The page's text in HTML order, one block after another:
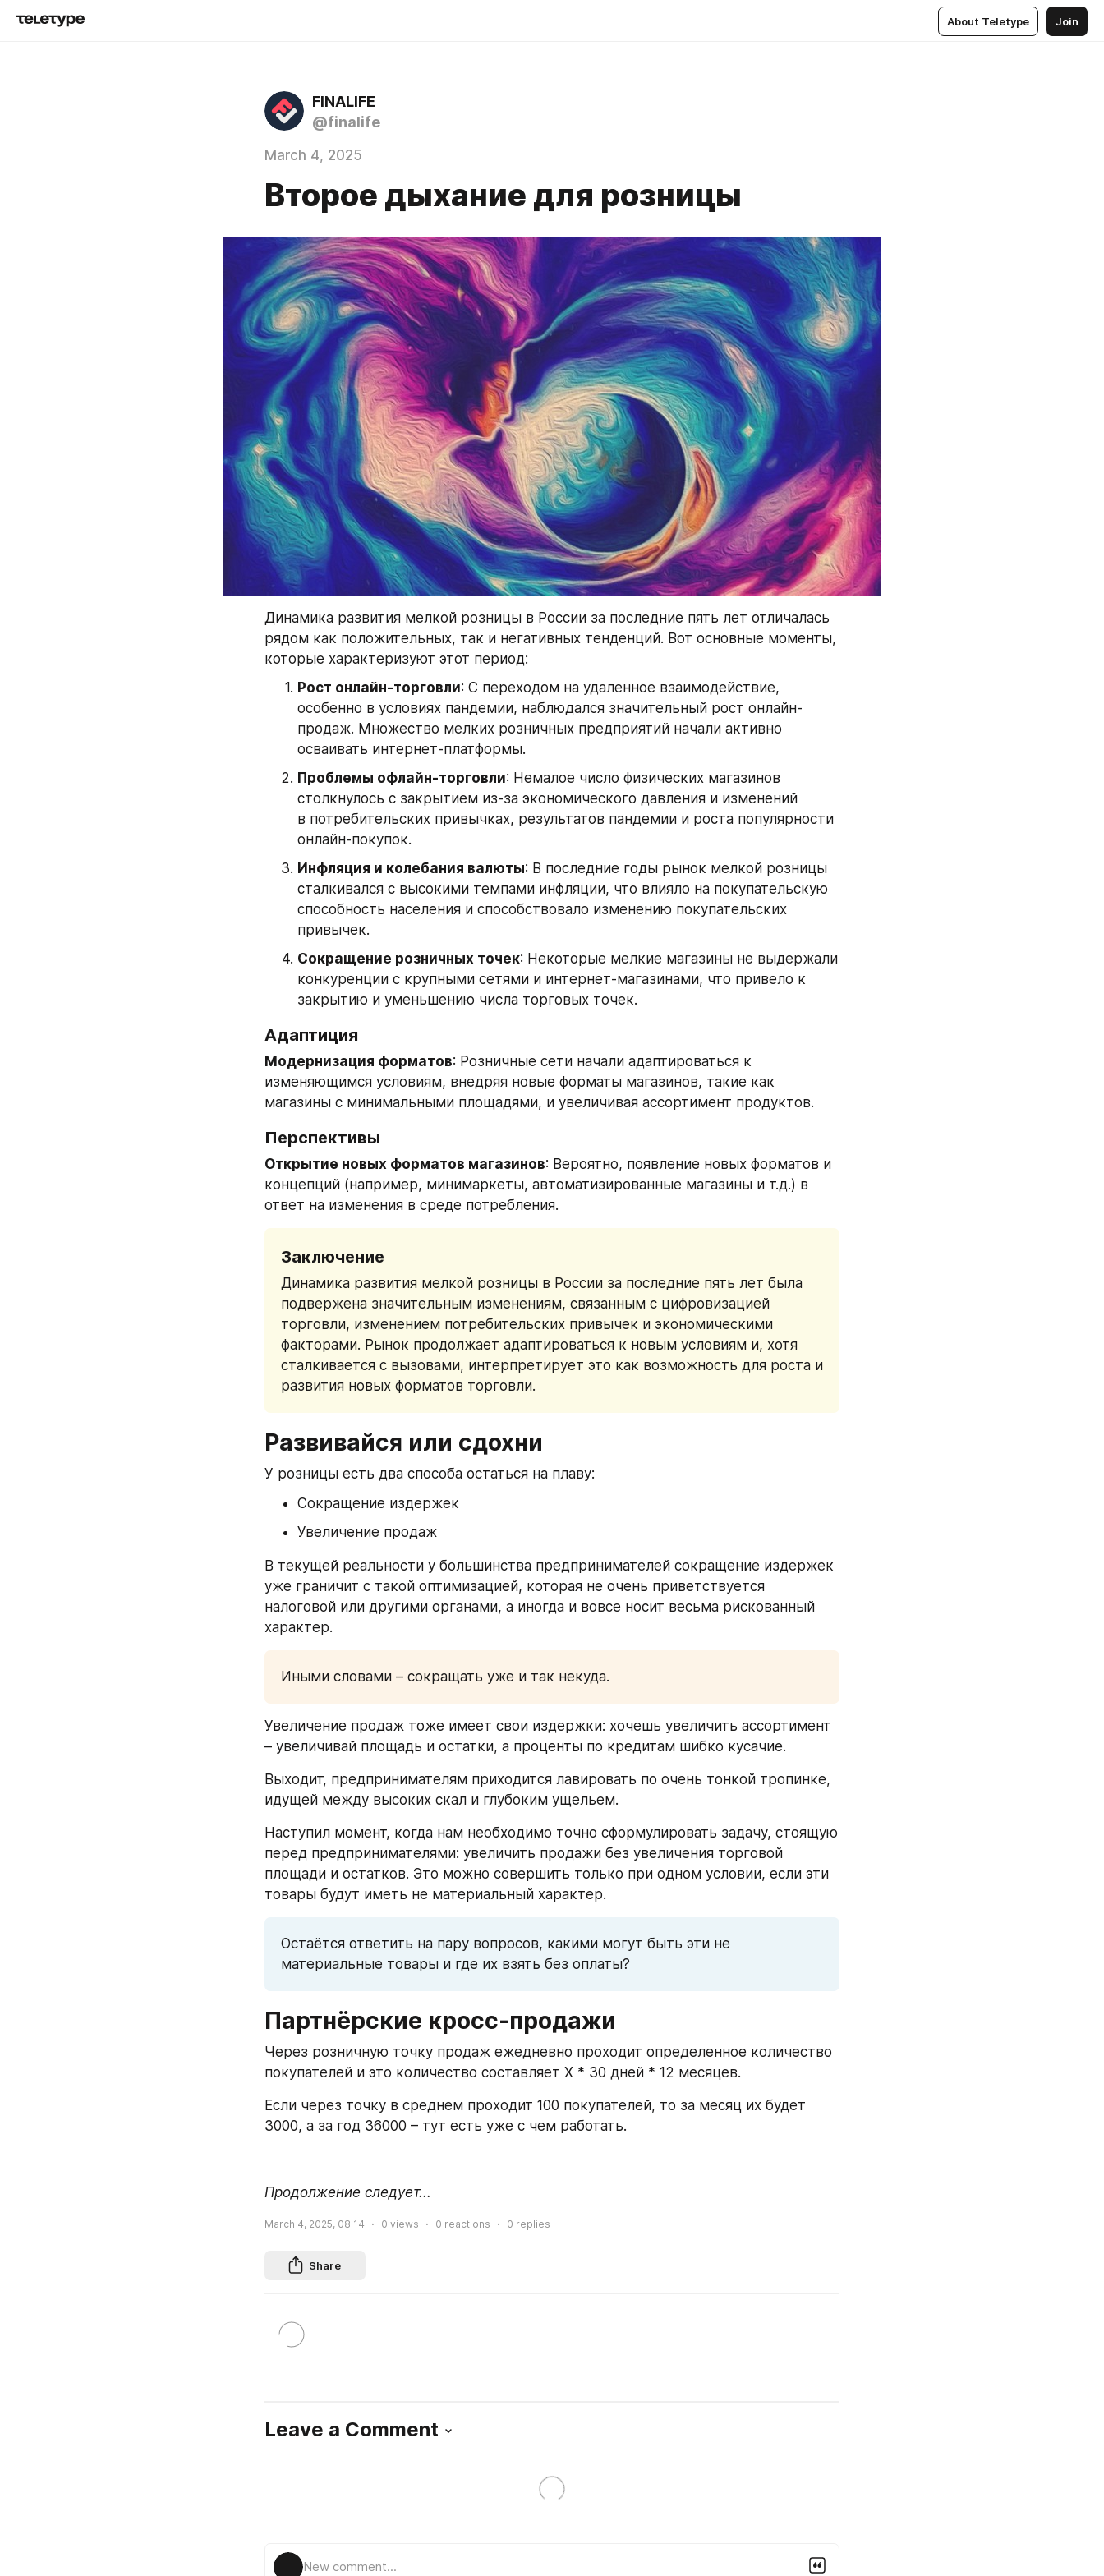
About Teletype Join
FINALIFE
@finalife
March 4, 2025
Второе дыхание для розницы
Динамика развития мелкой розницы в России за последние пять лет отличалась
рядом как положительных, так и негативных тенденций. Вот основные моменты,
которые характеризуют этот период:
Рост онлайн-торговли: С переходом на удаленное взаимодействие,
особенно в условиях пандемии, наблюдался значительный рост онлайн-
продаж. Множество мелких розничных предприятий начали активно
осваивать интернет-платформы.
Проблемы офлайн-торговли: Немалое число физических магазинов
столкнулось с закрытием из-за экономического давления и изменений
в потребительских привычках, результатов пандемии и роста популярности
онлайн-покупок.
Инфляция и колебания валюты: В последние годы рынок мелкой розницы
сталкивался с высокими темпами инфляции, что влияло на покупательскую
способность населения и способствовало изменению покупательских
привычек.
Сокращение розничных точек: Некоторые мелкие магазины не выдержали
конкуренции с крупными сетями и интернет-магазинами, что привело к
закрытию и уменьшению числа торговых точек.
Адаптиция
Модернизация форматов: Розничные сети начали адаптироваться к
изменяющимся условиям, внедряя новые форматы магазинов, такие как
магазины с минимальными площадями, и увеличивая ассортимент продуктов.
Перспективы
Открытие новых форматов магазинов: Вероятно, появление новых форматов и
концепций (например, минимаркеты, автоматизированные магазины и т.д.) в
ответ на изменения в среде потребления.
Заключение
Динамика развития мелкой розницы в России за последние пять лет была
подвержена значительным изменениям, связанным с цифровизацией
торговли, изменением потребительских привычек и экономическими
факторами. Рынок продолжает адаптироваться к новым условиям и, хотя
сталкивается с вызовами, интерпретирует это как возможность для роста и
развития новых форматов торговли.
Развивайся или сдохни
У розницы есть два способа остаться на плаву:
Сокращение издержек
Увеличение продаж
В текущей реальности у большинства предпринимателей сокращение издержек
уже граничит с такой оптимизацией, которая не очень приветствуется
налоговой или другими органами, а иногда и вовсе носит весьма рискованный
характер.
Иными словами – сокращать уже и так некуда.
Увеличение продаж тоже имеет свои издержки: хочешь увеличить ассортимент
– увеличивай площадь и остатки, а проценты по кредитам шибко кусачие.
Выходит, предпринимателям приходится лавировать по очень тонкой тропинке,
идущей между высоких скал и глубоким ущельем.
Наступил момент, когда нам необходимо точно сформулировать задачу, стоящую
перед предпринимателями: увеличить продажи без увеличения торговой
площади и остатков. Это можно совершить только при одном условии, если эти
товары будут иметь не материальный характер.
Остаётся ответить на пару вопросов, какими могут быть эти не
материальные товары и где их взять без оплаты?
Партнёрские кросс-продажи
Через розничную точку продаж ежедневно проходит определенное количество
покупателей и это количество составляет Х * 30 дней * 12 месяцев.
Если через точку в среднем проходит 100 покупателей, то за месяц их будет
3000, а за год 36000 – тут есть уже с чем работать.
Продолжение следует...
March 4, 2025, 08:14 0 views 0 reactions 0 replies
Share
Leave a Comment